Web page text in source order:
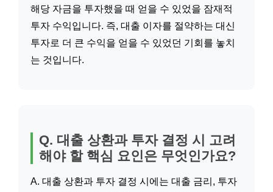
해당 자금을 투자했을 때 얻을 수 있었을 잠재적
투자 수익입니다. 즉, 대출 이자를 절약하는 대신
투자로 더 큰 수익을 얻을 수 있었던 기회를 놓치
는 것입니다.
Q. 대출 상환과 투자 결정 시 고려
해야 할 핵심 요인은 무엇인가요?
A. 대출 상환과 투자 결정 시에는 대출 금리, 투자